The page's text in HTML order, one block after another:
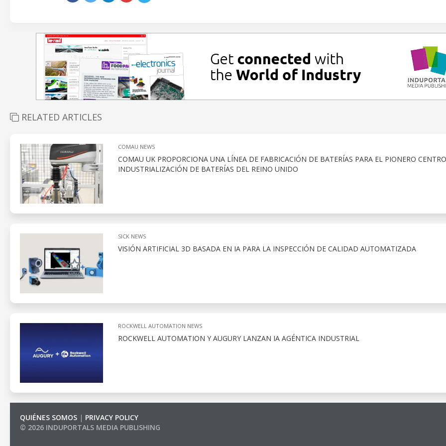
RELATED ARTICLES
COMAU NEWS
COMAU UK PROPORCIONA UNA LÍNEA DE FABRICACIÓN DE BATERÍAS PARA EL PIONERO
INDUSTRIALIZACIÓN DE BATERÍAS DEL REINO UNIDO
SICK NEWS
VISIÓN ARTIFICIAL 3D BASADA EN IA PARA LA INSPECCIÓN DE CALIDAD AUTOMATIZADA
ROCKWELL AUTOMATION NEWS
ROCKWELL AUTOMATION Y AUGURY LANZAN IA AGÉNTICA INDUSTRIAL
QUIÉNES SOMOS | PRIVACY POLICY
© 2026 INDUPORTALS MEDIA PUBLISHING